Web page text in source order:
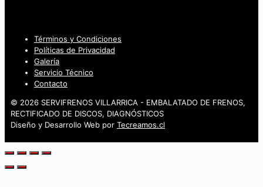
Términos y Condiciones
Políticas de Privacidad
Galería
Servicio Técnico
Contacto
© 2026 SERVIFRENOS VILLARRICA - EMBALATADO DE FRENOS,
RECTIFICADO DE DISCOS, DIAGNÓSTICOS
Diseño y Desarrollo Web por Tecreamos.cl